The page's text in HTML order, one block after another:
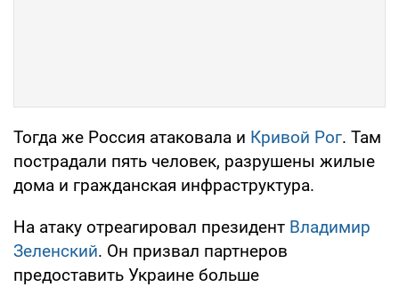
Тогда же Россия атаковала и Кривой Рог. Там
пострадали пять человек, разрушены жилые
дома и гражданская инфраструктура.
На атаку отреагировал президент Владимир
Зеленский. Он призвал партнеров
предоставить Украине больше